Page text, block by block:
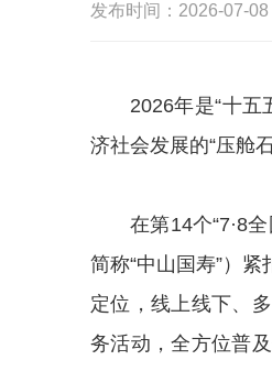
发布时间：2026-07-08
2026年是“十
济社会发展的“压舱
在第14个“7·8
简称“中山国寿”）紧
定位，线上线下、
务活动，全方位普